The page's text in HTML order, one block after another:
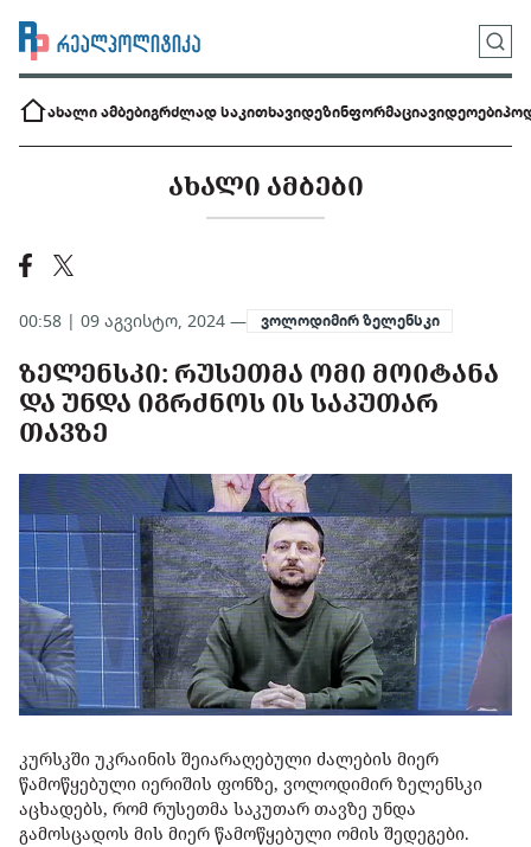
ახალი ამბებიგრძლად საკითხავიდეზინფორმაციავიდეოები
ᲐᲮᲐᲚᲘ ᲐᲛᲑᲔᲑᲘ
00:58 | 09 აგვისტო, 2024 — ვოლოდიმირ ზელენსკი
ᲖᲔᲚᲔᲜᲡᲙᲘ: ᲠᲣᲡᲔᲗᲛᲐ ᲝᲛᲘ ᲛᲝᲘᲢᲐᲜᲐ
ᲓᲐ ᲣᲜᲓᲐ ᲘᲒᲠᲫᲜᲝᲡ ᲘᲡ ᲡᲐᲙᲣᲗᲐᲠ
ᲗᲐᲕᲖᲔ
კურსკში უკრაინის შეიარაღებული ძალების მიერ
წამოწყებული იერიშის ფონზე, ვოლოდიმირ ზელენსკი
აცხადებს, რომ რუსეთმა საკუთარ თავზე უნდა
გამოსცადოს მის მიერ წამოწყებული ომის შედეგები.